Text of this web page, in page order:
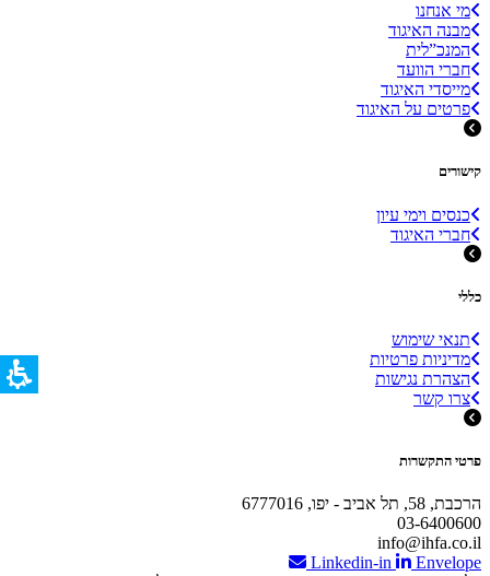
מי אנחנו
מבנה האיגוד
המנכ”לית
חברי הוועד
מייסדי האיגוד
פרטים על האיגוד
קישורים
כנסים וימי עיון
חברי האיגוד
כללי
תנאי שימוש
מדיניות פרטיות
הצהרת נגישות
צרו קשר
פרטי התקשרות
הרכבת, 58, תל אביב - יפו, 6777016
03-6400600
info@ihfa.co.il
Linkedin-in
Envelope